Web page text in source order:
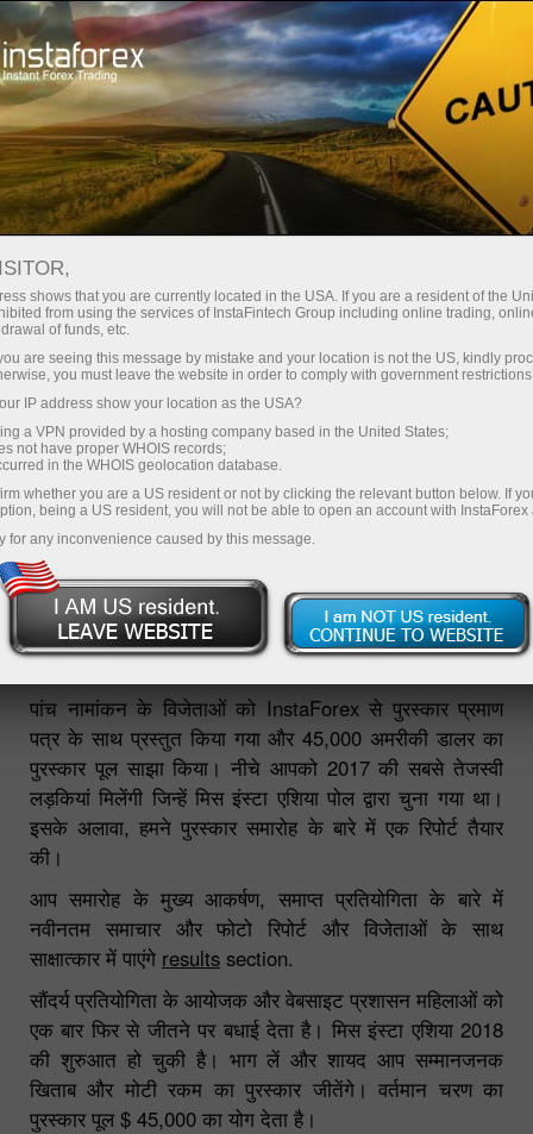
अभियान प्रतियोगिता
मिस इंस्टा एशिया 2017 सौंदर्य प्रतियोगिता
मिस इंस्टा एशिया 2017 सौंदर्य
प्रतियोगिता
ट्रेडिंग खाता खोलें
डेमो खाता खोलें
अंतर्राष्ट्रीय सौंदर्य प्रतियोगिता का 8 वां सीजन, मिस इंस्टा एशिया,
1 अक्टूबर, 2017 को समाप्त हुआ। सुंदरियों को नए साल से पहले
शानदार समारोह में सम्मानित किया गया।
पांच नामांकन के विजेताओं को InstaForex से पुरस्कार प्रमाण
पत्र के साथ प्रस्तुत किया गया और 45,000 अमरीकी डालर का
पुरस्कार पूल साझा किया। नीचे आपको 2017 की सबसे तेजस्वी
लड़कियां मिलेंगी जिन्हें मिस इंस्टा एशिया पोल द्वारा चुना गया था।
इसके अलावा, हमने पुरस्कार समारोह के बारे में एक रिपोर्ट तैयार
की।
आप समारोह के मुख्य आकर्षण, समाप्त प्रतियोगिता के बारे में
नवीनतम समाचार और फोटो रिपोर्ट और विजेताओं के साथ
साक्षात्कार में पाएंगे results section.
सौंदर्य प्रतियोगिता के आयोजक और वेबसाइट प्रशासन महिलाओं को
एक बार फिर से जीतने पर बधाई देता है। मिस इंस्टा एशिया 2018
की शुरुआत हो चुकी है। भाग लें और शायद आप सम्मानजनक
खिताब और मोटी रकम का पुरस्कार जीतेंगे। वर्तमान चरण का
पुरस्कार पूल $ 45,000 का योग देता है।
shows that you are currently located in the USA. If you are a resident of the
from using the services of InstaFintech Group including online trading,
of funds, etc.
are seeing this message by mistake and your location is not the US, kindly
you must leave the website in order to comply with government
IP address show your location as the USA?
a VPN provided by a hosting company based in the United States;
not have proper WHOIS records;
in the WHOIS geolocation database.
whether you are a US resident or not by clicking the relevant button below. If
being a US resident, you will not be able to open an account with InstaForex
for any inconvenience caused by this message.